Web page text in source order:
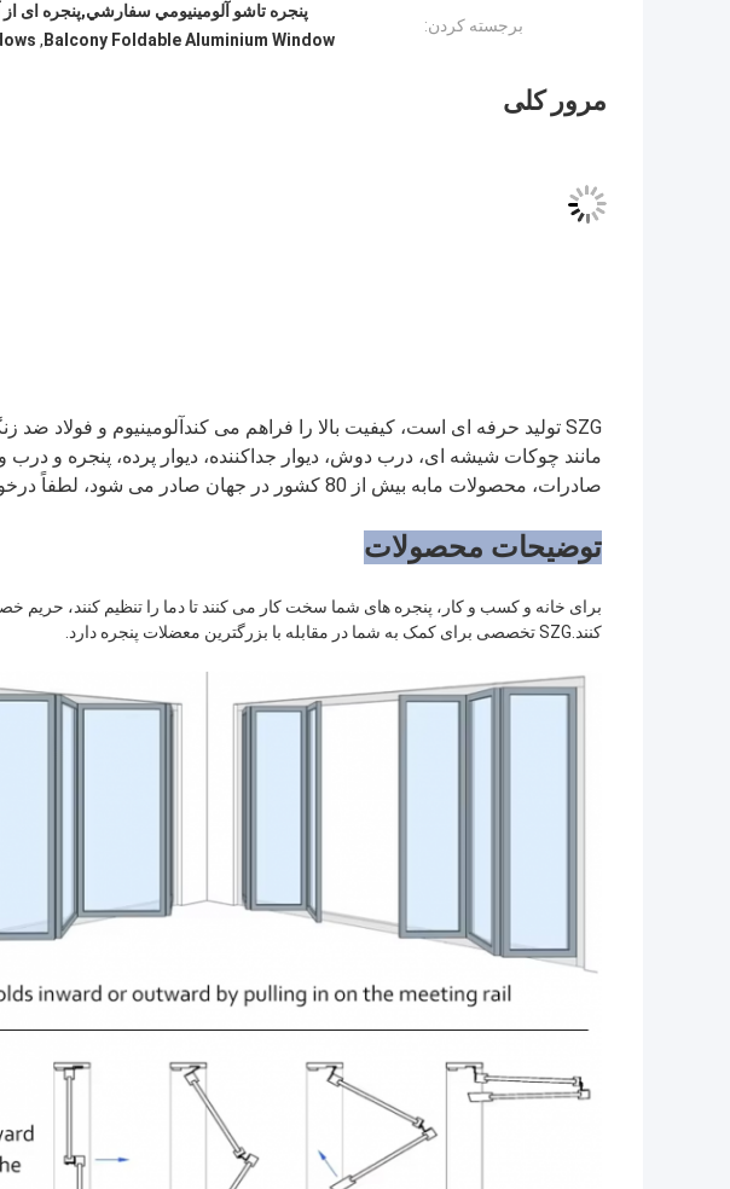
برجسته کردن:
پنجره تاشو آلومينيومي سفارشي,پنجره ای از
Balcony Foldable Aluminium Window
,
مرور کلی
SZG تولید حرفه ای است، کیفیت بالا را فراهم می کند آلومینیوم و فولاد ضد
مانند چوکات شیشه ای، درب دوش، دیوار جداکننده، دیوار پرده، پنجره و درب
صادرات، محصولات مابه بیش از 80 کشور در جهان صادر می شود، لطفاً درخواست خود را به ما بفرستید!
توضیحات محصولات
برای خانه و کسب و کار، پنجره های شما سخت کار می کنند تا دما را تنظیم کنند، حریم
کنند.SZG تخصصی برای کمک به شما در مقابله با بزرگترین معضلات پنجره دارد.